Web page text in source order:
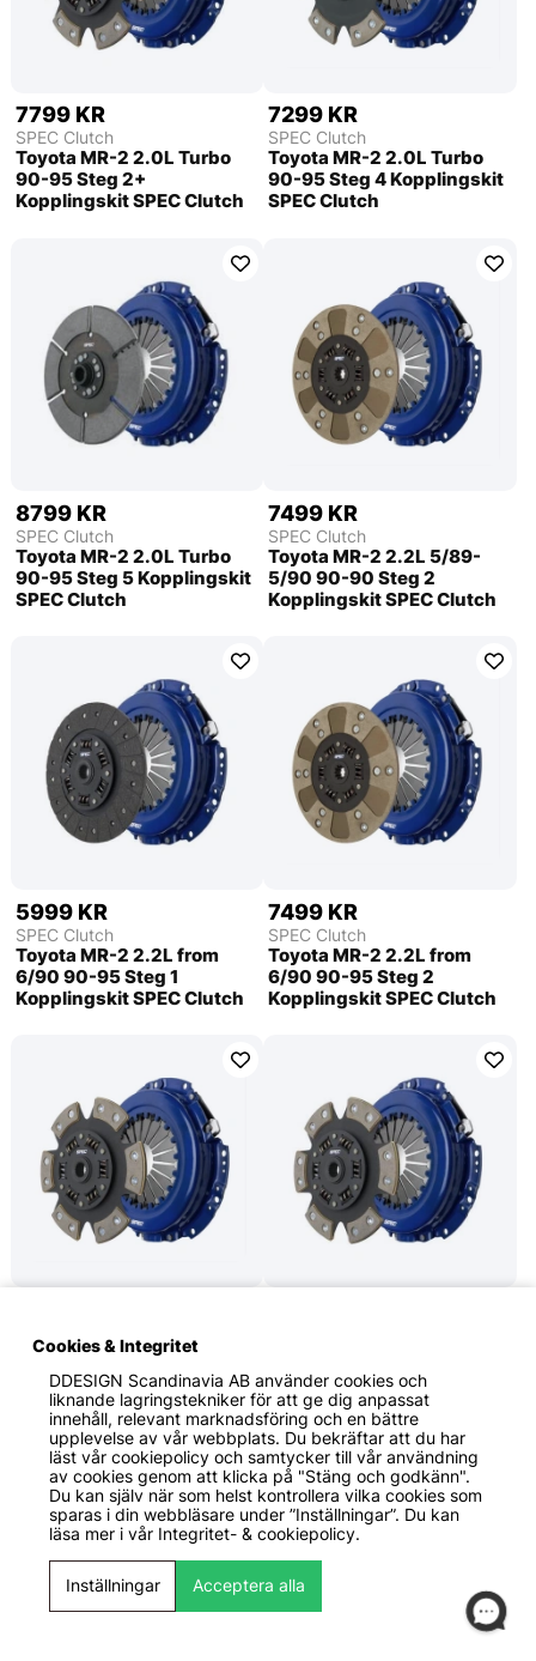
7799 KR
SPEC Clutch
Toyota MR-2 2.0L Turbo
90-95 Steg 2+
Kopplingskit SPEC Clutch
7299 KR
SPEC Clutch
Toyota MR-2 2.0L Turbo
90-95 Steg 4 Kopplingskit
SPEC Clutch
8799 KR
SPEC Clutch
Toyota MR-2 2.0L Turbo
90-95 Steg 5 Kopplingskit
SPEC Clutch
7499 KR
SPEC Clutch
Toyota MR-2 2.2L 5/89-
5/90 90-90 Steg 2
Kopplingskit SPEC Clutch
5999 KR
SPEC Clutch
Toyota MR-2 2.2L from
6/90 90-95 Steg 1
Kopplingskit SPEC Clutch
7499 KR
SPEC Clutch
Toyota MR-2 2.2L from
6/90 90-95 Steg 2
Kopplingskit SPEC Clutch
Toyota MR-2 2.2L from
6/90 90-95 Steg 3
Kopplingskit SPEC Clutch
6/90 90-95 Steg 2+
Kopplingskit SPEC Clutch
Cookies & Integritet
DDESIGN Scandinavia ABanvänder cookies och
liknande lagringstekniker för att ge dig anpassat
innehåll, relevant marknadsföring och en bättre
upplevelse av vår webbplats. Du bekräftar att du har
läst vår cookiepolicy och samtycker till vår användning
av cookies genom att klicka på "Stäng och godkänn".
Du kan själv när som helst kontrollera vilka cookies som
sparas i din webbläsare under ”Inställningar”. Du kan
läsa mer i vår Integritet- & cookiepolicy.
Inställningar Acceptera alla